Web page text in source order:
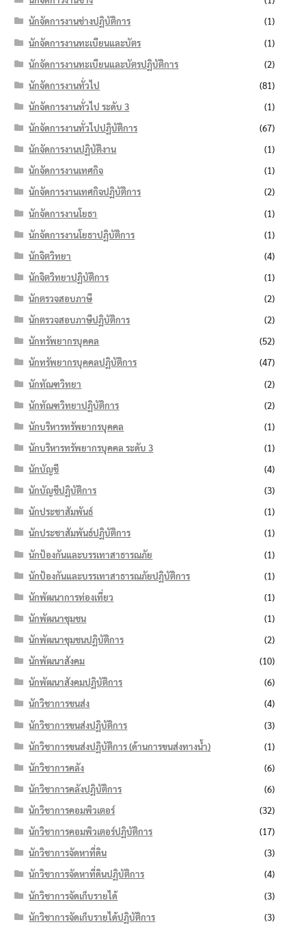
นักจัดการงานช่างปฏิบัติการ
(1)
นักจัดการงานทะเบียนและบัตร
(1)
นักจัดการงานทะเบียนและบัตรปฏิบัติการ
(2)
นักจัดการงานทั่วไป
(81)
นักจัดการงานทั่วไป ระดับ 3
(1)
นักจัดการงานทั่วไปปฏิบัติการ
(67)
นักจัดการงานปฏิบัติงาน
(1)
นักจัดการงานเทศกิจ
(1)
นักจัดการงานเทศกิจปฏิบัติการ
(2)
นักจัดการงานโยธา
(1)
นักจัดการงานโยธาปฏิบัติการ
(1)
นักจิตวิทยา
(4)
นักจิตวิทยาปฏิบัติการ
(1)
นักตรวจสอบภาษี
(2)
นักตรวจสอบภาษีปฏิบัติการ
(2)
นักทรัพยากรบุคคล
(52)
นักทรัพยากรบุคคลปฏิบัติการ
(47)
นักทัณฑวิทยา
(2)
นักทัณฑวิทยาปฏิบัติการ
(2)
นักบริหารทรัพยากรบุคคล
(1)
นักบริหารทรัพยากรบุคคล ระดับ 3
(1)
นักบัญชี
(4)
นักบัญชีปฏิบัติการ
(3)
นักประชาสัมพันธ์
(1)
นักประชาสัมพันธ์ปฏิบัติการ
(1)
นักป้องกันและบรรเทาสาธารณภัย
(1)
นักป้องกันและบรรเทาสาธารณภัยปฏิบัติการ
(1)
นักพัฒนาการท่องเที่ยว
(1)
นักพัฒนาชุมชน
(1)
นักพัฒนาชุมชนปฏิบัติการ
(2)
นักพัฒนาสังคม
(10)
นักพัฒนาสังคมปฏิบัติการ
(6)
นักวิชาการขนส่ง
(4)
นักวิชาการขนส่งปฏิบัติการ
(3)
นักวิชาการขนส่งปฏิบัติการ (ด้านการขนส่งทางน้ำ)
(1)
นักวิชาการคลัง
(6)
นักวิชาการคลังปฏิบัติการ
(6)
นักวิชาการคอมพิวเตอร์
(32)
นักวิชาการคอมพิวเตอร์ปฏิบัติการ
(17)
นักวิชาการจัดหาที่ดิน
(3)
นักวิชาการจัดหาที่ดินปฏิบัติการ
(4)
นักวิชาการจัดเก็บรายได้
(3)
นักวิชาการจัดเก็บรายได้ปฏิบัติการ
(3)